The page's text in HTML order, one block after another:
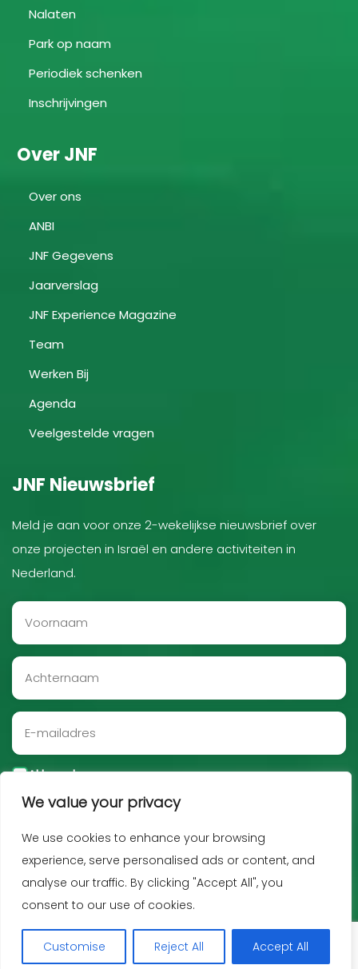
We value your privacy
We use cookies to enhance your browsing
experience, serve personalised ads or content, and
analyse our traffic. By clicking "Accept All", you
consent to our use of cookies.
Customise Reject All Accept All
Nalaten
Park op naam
Periodiek schenken
Inschrijvingen
Over JNF
Over ons
ANBI
JNF Gegevens
Jaarverslag
JNF Experience Magazine
Team
Werken Bij
Agenda
Veelgestelde vragen
JNF Nieuwsbrief
Meld je aan voor onze 2-wekelijkse nieuwsbrief over
onze projecten in Israël en andere activiteiten in
Nederland.
Akkoord
Privacy policy Disclaimer